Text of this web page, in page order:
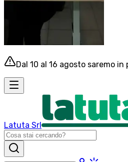
Dal 10 al 16 agosto saremo
Latuta Srl